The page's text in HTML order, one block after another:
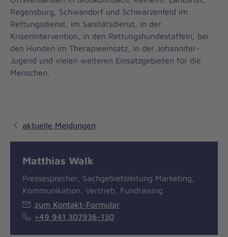
Regensburg, Schwandorf und Schwarzenfeld im
Rettungsdienst, im Sanitätsdienst, in der
Krisenintervention, in den Rettungshundestaffeln, bei
den Hunden im Therapieeinsatz, in der Johanniter-
Jugend und vielen weiteren Einsatzgebieten für die
Menschen.
aktuelle Meldungen
Matthias Walk
Pressesprecher, Sachgebietsleitung Marketing,
Kommunikation, Vertrieb, Fundraising
zum Kontakt-Formular
+49 941 307936-130